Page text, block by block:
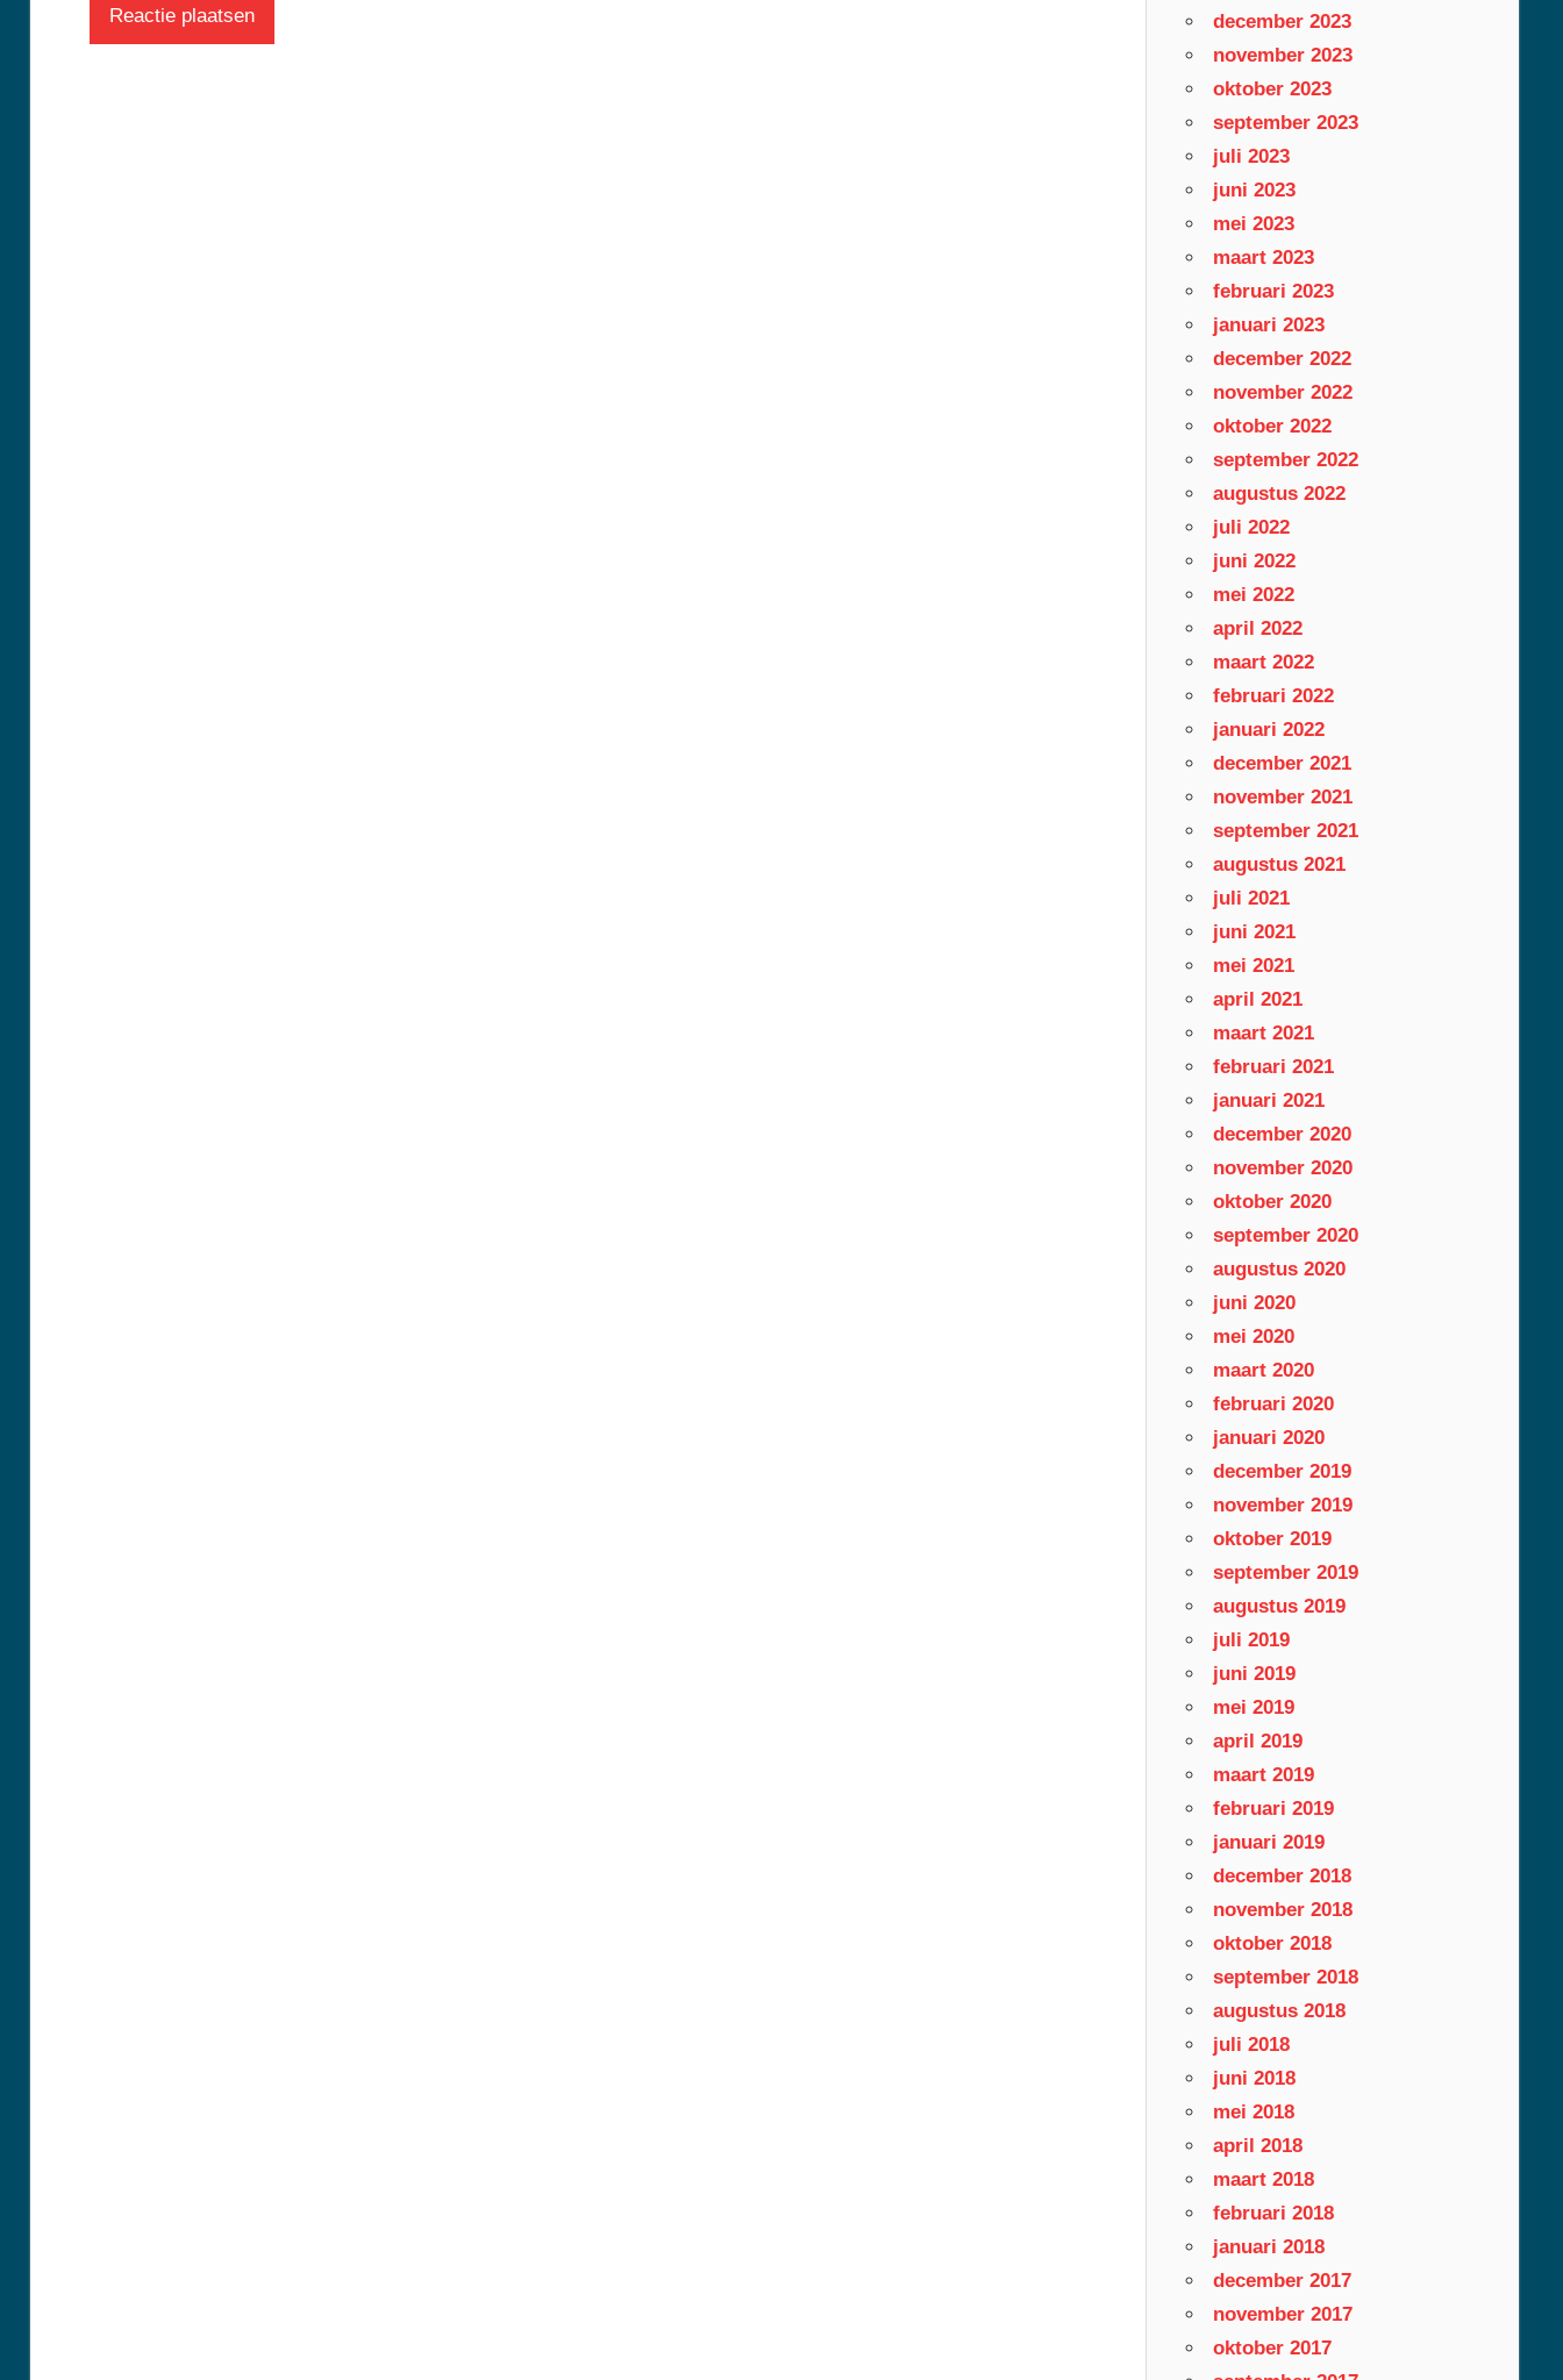
december 2023
november 2023
oktober 2023
september 2023
juli 2023
juni 2023
mei 2023
maart 2023
februari 2023
januari 2023
december 2022
november 2022
oktober 2022
september 2022
augustus 2022
juli 2022
juni 2022
mei 2022
april 2022
maart 2022
februari 2022
januari 2022
december 2021
november 2021
september 2021
augustus 2021
juli 2021
juni 2021
mei 2021
april 2021
maart 2021
februari 2021
januari 2021
december 2020
november 2020
oktober 2020
september 2020
augustus 2020
juni 2020
mei 2020
maart 2020
februari 2020
januari 2020
december 2019
november 2019
oktober 2019
september 2019
augustus 2019
juli 2019
juni 2019
mei 2019
april 2019
maart 2019
februari 2019
januari 2019
december 2018
november 2018
oktober 2018
september 2018
augustus 2018
juli 2018
juni 2018
mei 2018
april 2018
maart 2018
februari 2018
januari 2018
december 2017
november 2017
oktober 2017